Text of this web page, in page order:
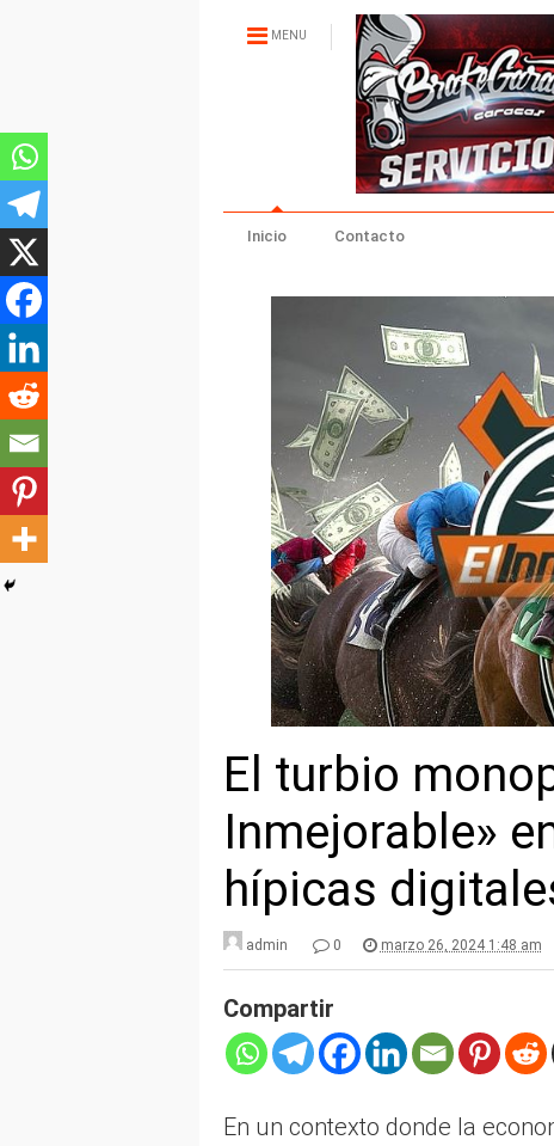
MENU
Inicio Contacto
El turbio
Inmejorable»
hípicas
admin 0 marzo 26, 2024 1:48 am
Compartir
En un contexto donde la